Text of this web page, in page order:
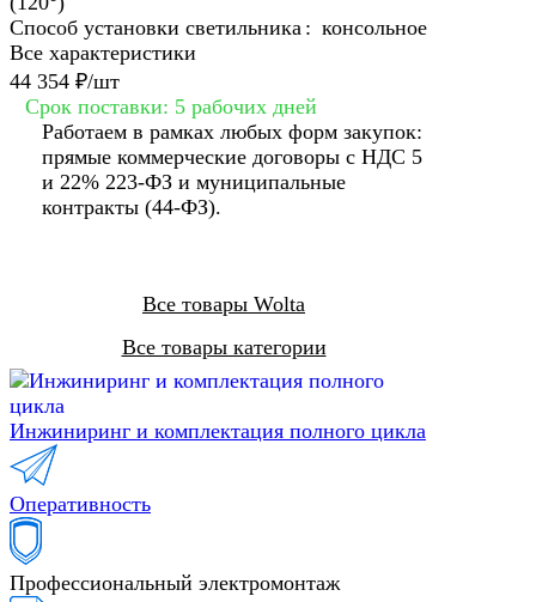
Способ установки светильника : консольное
Все характеристики
44 354 ₽/шт
Срок поставки: 5 рабочих дней
Работаем в рамках любых форм закупок:
прямые коммерческие договоры с НДС 5
и 22% 223-ФЗ и муниципальные
контракты (44-ФЗ).
Все товары Wolta
Все товары категории
Инжиниринг и комплектация полного цикла
Оперативность
Профессиональный электромонтаж